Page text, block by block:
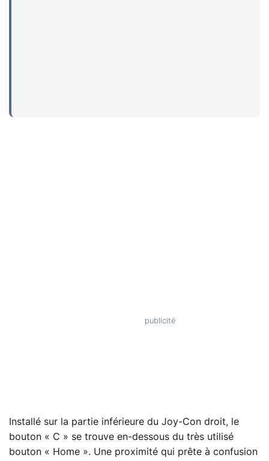
Installé sur la partie inférieure du Joy-Con droit, le
bouton « C » se trouve en-dessous du très utilisé
bouton « Home ». Une proximité qui prête à confusion